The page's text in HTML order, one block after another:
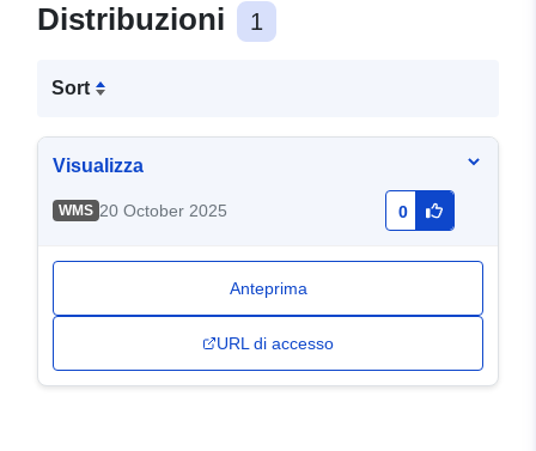
Distribuzioni 1
Sort
Visualizza
WMS 20 October 2025 0
Anteprima
URL di accesso